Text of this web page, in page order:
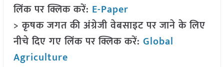
लिंक पर क्लिक करें: E-Paper
> कृषक जगत की अंग्रेजी वेबसाइट पर जाने के लिए
नीचे दिए गए लिंक पर क्लिक करें: Global
Agriculture